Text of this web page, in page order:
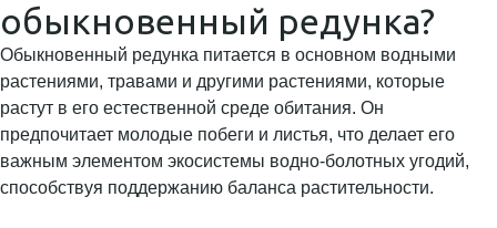
обыкновенный редунка?
Обыкновенный редунка питается в основном водными
растениями, травами и другими растениями, которые
растут в его естественной среде обитания. Он
предпочитает молодые побеги и листья, что делает его
важным элементом экосистемы водно-болотных угодий,
способствуя поддержанию баланса растительности.